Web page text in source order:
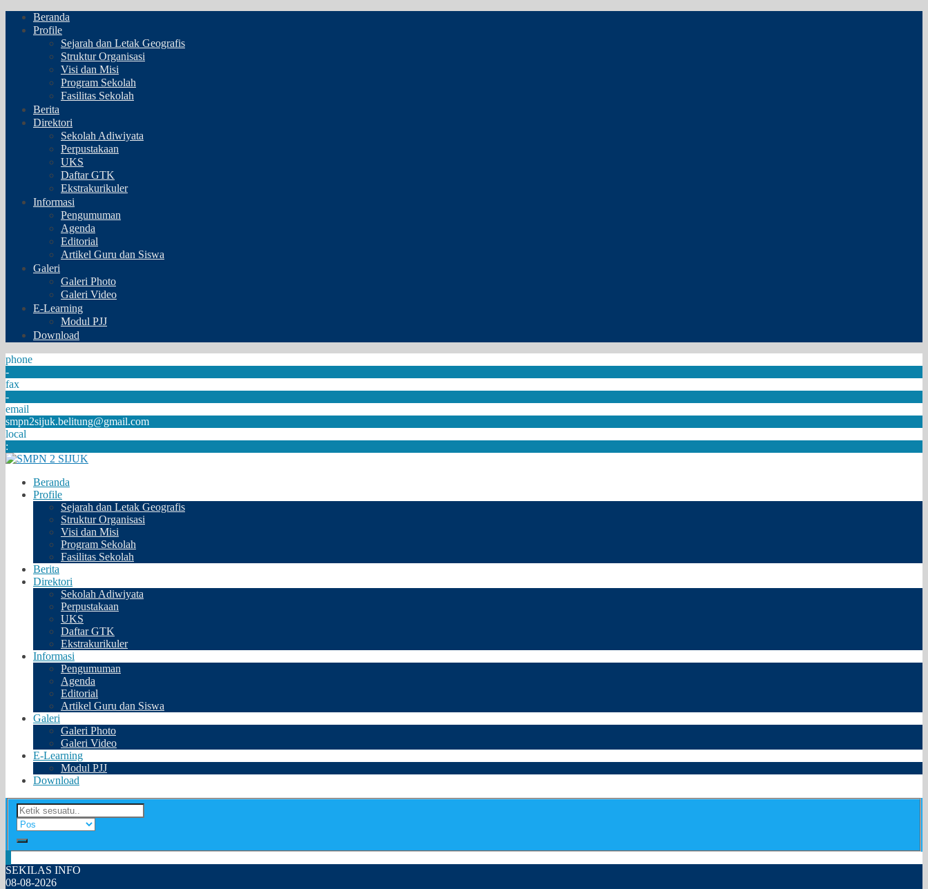
Beranda
Profile
Sejarah dan Letak Geografis
Struktur Organisasi
Visi dan Misi
Program Sekolah
Fasilitas Sekolah
Berita
Direktori
Sekolah Adiwiyata
Perpustakaan
UKS
Daftar GTK
Ekstrakurikuler
Informasi
Pengumuman
Agenda
Editorial
Artikel Guru dan Siswa
Galeri
Galeri Photo
Galeri Video
E-Learning
Modul PJJ
Download
phone
-
fax
-
email
smpn2sijuk.belitung@gmail.com
local
:
Beranda
Profile
Sejarah dan Letak Geografis
Struktur Organisasi
Visi dan Misi
Program Sekolah
Fasilitas Sekolah
Berita
Direktori
Sekolah Adiwiyata
Perpustakaan
UKS
Daftar GTK
Ekstrakurikuler
Informasi
Pengumuman
Agenda
Editorial
Artikel Guru dan Siswa
Galeri
Galeri Photo
Galeri Video
E-Learning
Modul PJJ
Download
SEKILAS INFO
08-08-2026